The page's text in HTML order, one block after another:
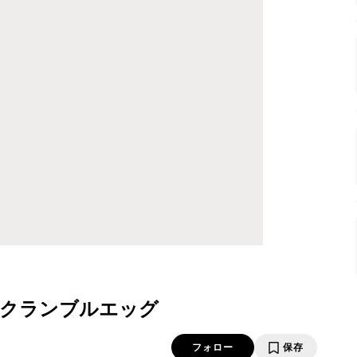
ランブルエッグ
フォロー 保存